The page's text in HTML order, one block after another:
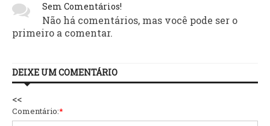
Sem Comentários!
Não há comentários, mas você pode ser o
primeiro a comentar.
DEIXE UM COMENTÁRIO
<<
Comentário:*